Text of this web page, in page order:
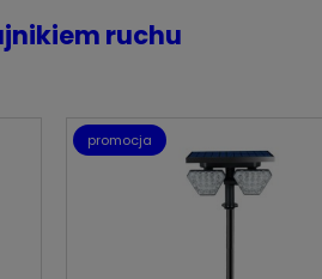
ruchu
promocja